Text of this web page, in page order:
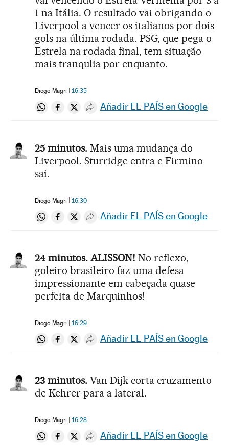
1 na Itália. O resultado vai obrigando o
Liverpool a vencer os italianos por dois
gols na última rodada. PSG, que pega o
Estrela na rodada final, tem situação
mais tranqulia por enquanto.
Diogo Magri 16:35
Compartir en Whatsapp
Compartir en Facebook
Compartir en Twitter
Desplegar Redes Sociales
Añadir EL PAÍS en Google
25 minutos. Mais uma mudança do
Liverpool. Sturridge entra e Firmino
sai.
Diogo Magri 16:30
Compartir en Whatsapp
Compartir en Facebook
Compartir en Twitter
Desplegar Redes Sociales
Añadir EL PAÍS en Google
24 minutos. ALISSON! No reflexo,
goleiro brasileiro faz uma defesa
impressionante em cabeçada quase
perfeita de Marquinhos!
Diogo Magri 16:29
Compartir en Whatsapp
Compartir en Facebook
Compartir en Twitter
Desplegar Redes Sociales
Añadir EL PAÍS en Google
23 minutos. Van Dijk corta cruzamento
de Kehrer para a lateral.
Diogo Magri 16:28
Compartir en Whatsapp
Compartir en Facebook
Compartir en Twitter
Desplegar Redes Sociales
Añadir EL PAÍS en Google